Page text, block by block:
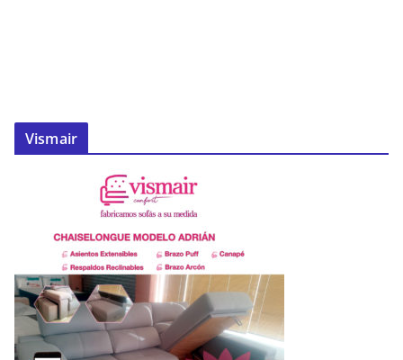
Vismair